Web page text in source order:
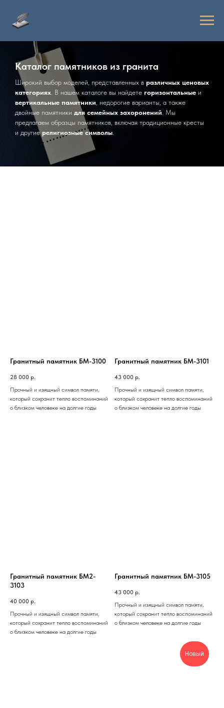
Каталог памятников из гранита
Широкий выбор моделей, представленных в различных ценовых
категориях . В нашем каталоге вы найдете горизонтальные и
вертикальные памятники , недорогие варианты, а также
двойные памятники для семейных захоронений . Мы
предлагаем образцы памятников, включая традиционные кресты
и другиерелигиозные символы
Гранитный памятник БМ-3100
28 000 р.
Прочный и изящный символ памяти,
который сохранит тепло воспоминаний
о близком человеке на долгие годы
Гранитный памятник БМ-3101
43 000 р.
Прочный и изящный символ памяти,
который сохранит тепло воспоминаний
о близком человеке на долгие годы
Гранитный памятник БМ2-
3103
40 000 р.
Прочный и изящный символ памяти,
который сохранит тепло воспоминаний
о близком человеке на долгие годы
Гранитный памятник БМ-3105
43 000 р.
Прочный и изящный символ памяти,
который сохранит тепло воспоминаний
о близком человеке на долгие годы
Новый